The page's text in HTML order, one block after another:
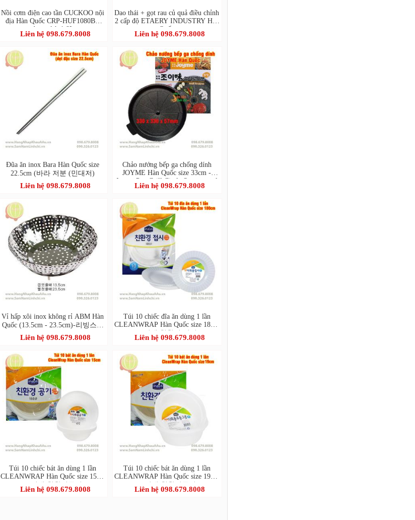
Nồi cơm điện cao tần CUCKOO nội
địa Hàn Quốc CRP-HUF1080BE
dung tích 1,8L
Liên hệ 098.679.8008
Dao thái + gọt rau củ quả điều chỉnh
2 cấp độ ETAERY INDUSTRY Hàn
Quốc
Liên hệ 098.679.8008
Đũa ăn inox Bara Hàn Quốc size
22.5cm (바라 저분 (민대저)
Liên hệ 098.679.8008
Chảo nướng bếp ga chống dính
JOYME Hàn Quốc size 33cm -
Joyme Pan Grill Circle Samgyupsal
Pan
Liên hệ 098.679.8008
Vỉ hấp xôi inox không rỉ ABM Hàn
Quốc (13.5cm - 23.5cm)-리빙스텐
찜기 소
Liên hệ 098.679.8008
Túi 10 chiếc đĩa ăn dùng 1 lần
CLEANWRAP Hàn Quốc size 18cm
(크린랩 친환경 접시)
Liên hệ 098.679.8008
Túi 10 chiếc bát ăn dùng 1 lần
CLEANWRAP Hàn Quốc size 15cm
(크린랩 친환경공기)
Liên hệ 098.679.8008
Túi 10 chiếc bát ăn dùng 1 lần
CLEANWRAP Hàn Quốc size 19cm
(크린랩 친환경공기)
Liên hệ 098.679.8008